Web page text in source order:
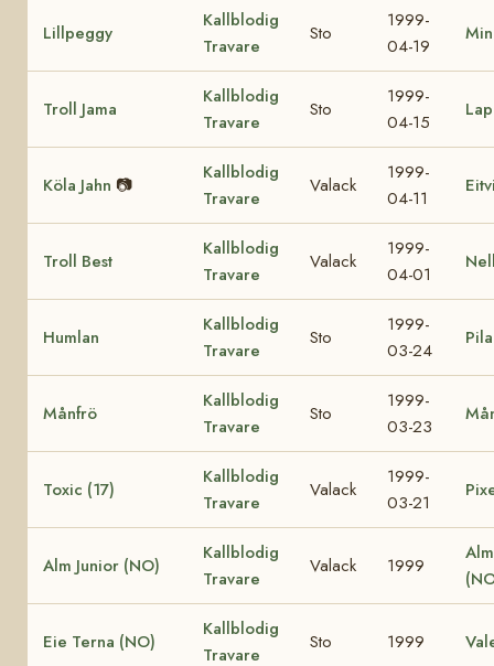
Lillpeggy
Kallblodig
Travare
Sto
1999-
04-19
Troll Jama
Kallblodig
Travare
Sto
1999-
04-15
Köla Jahn 📷
Kallblodig
Travare
Valack
1999-
04-11
Troll Best
Kallblodig
Travare
Valack
1999-
04-01
Humlan
Kallblodig
Travare
Sto
1999-
03-24
Månfrö
Kallblodig
Travare
Sto
1999-
03-23
Toxic (17)
Kallblodig
Travare
Valack
1999-
03-21
Alm Junior (NO)
Kallblodig
Travare
Valack 1999
Eie Terna (NO)
Kallblodig
Travare
Sto 1999